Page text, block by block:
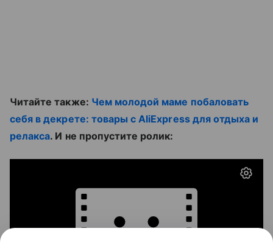
Читайте также: Чем молодой маме побаловать
себя в декрете: товары с AliExpress для отдыха и
релакса. И не пропустите ролик: